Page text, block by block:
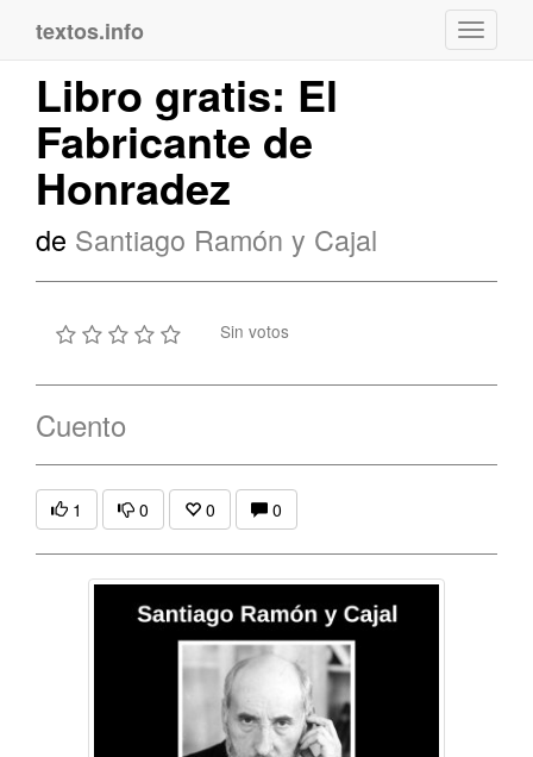
textos.info
Libro gratis: El
Fabricante de
Honradez
de Santiago Ramón y Cajal
Sin votos
Cuento
1 0 0 0